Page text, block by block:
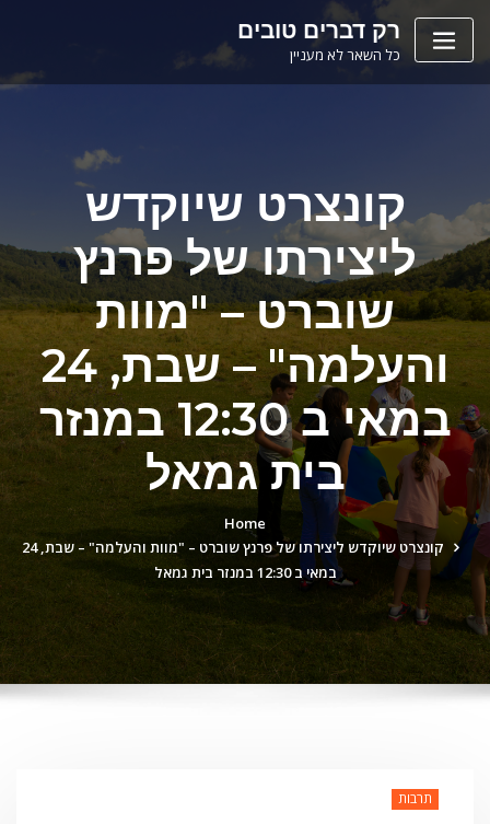
content
רק דברים טובים
כל השאר לא מעניין
קונצרט שיוקדש
ליצירתו של פרנץ
שוברט – "מוות
והעלמה" – שבת, 24
במאי ב 12:30 במנזר
בית גמאל
Home
קונצרט שיוקדש ליצירתו של פרנץ שוברט – "מוות והעלמה" – שבת, 24
במאי ב 12:30 במנזר בית גמאל
תרבות